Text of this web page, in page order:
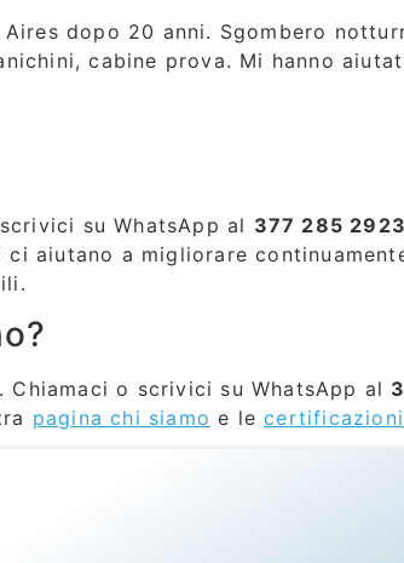
dopo 20 anni. Sgombero
cabine prova. Mi hanno
su WhatsApp al 377 285 2923
aiutano a migliorare
o scrivici su WhatsApp al
pagina chi siamo e lecertificazioni